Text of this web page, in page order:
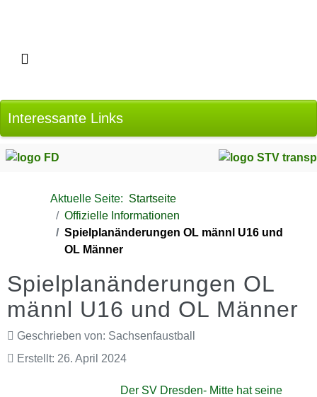
Interessante Links
Aktuelle Seite: Startseite
Offizielle Informationen
Spielplanänderungen OL männl U16 und
OL Männer
Spielplanänderungen OL
männl U16 und OL Männer
Geschrieben von: Sachsenfaustball
Erstellt: 26. April 2024
Der SV Dresden- Mitte hat seine